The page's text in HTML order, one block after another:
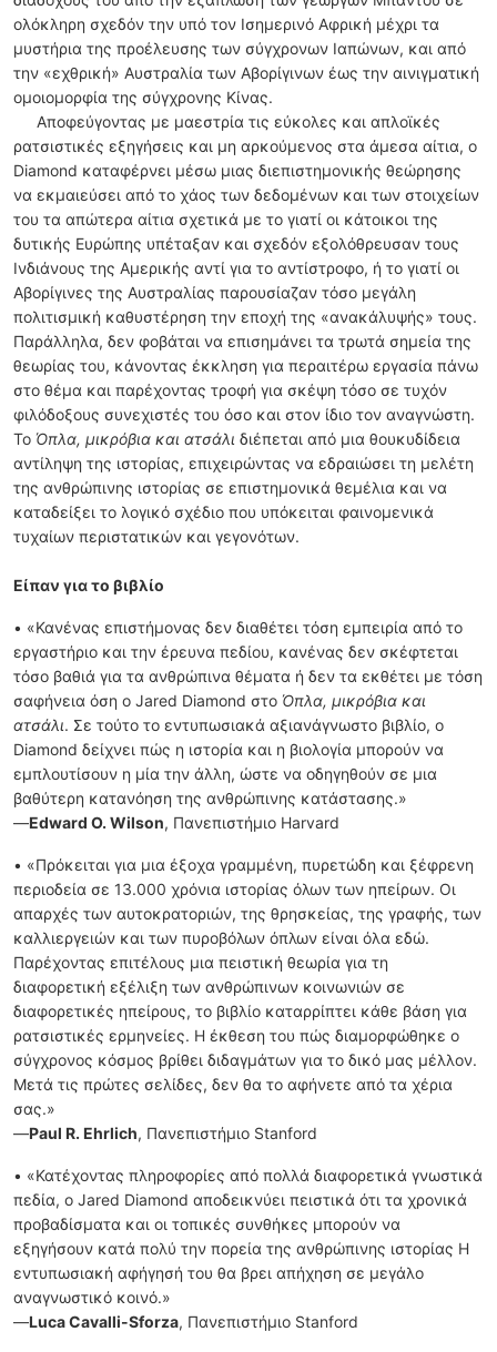
ολόκληρη σχεδόν την υπό τον Ισημερινό Αφρική μέχρι τα
μυστήρια της προέλευσης των σύγχρονων Ιαπώνων, και από
την «εχθρική» Αυστραλία των Αβορίγινων έως την αινιγματική
ομοιομορφία της σύγχρονης Κίνας.
Αποφεύγοντας με μαεστρία τις εύκολες και απλοϊκές
ρατσιστικές εξηγήσεις και μη αρκούμενος στα άμεσα αίτια, ο
Diamond καταφέρνει μέσω μιας διεπιστημονικής θεώρησης
να εκμαιεύσει από το χάος των δεδομένων και των στοιχείων
του τα απώτερα αίτια σχετικά με το γιατί οι κάτοικοι της
δυτικής Ευρώπης υπέταξαν και σχεδόν εξολόθρευσαν τους
Ινδιάνους της Αμερικής αντί για το αντίστροφο, ή το γιατί οι
Αβορίγινες της Αυστραλίας παρουσίαζαν τόσο μεγάλη
πολιτισμική καθυστέρηση την εποχή της «ανακάλυψής» τους.
Παράλληλα, δεν φοβάται να επισημάνει τα τρωτά σημεία της
θεωρίας του, κάνοντας έκκληση για περαιτέρω εργασία πάνω
στο θέμα και παρέχοντας τροφή για σκέψη τόσο σε τυχόν
φιλόδοξους συνεχιστές του όσο και στον ίδιο τον αναγνώστη.
Το Όπλα, μικρόβια και ατσάλι διέπεται από μια θουκυδίδεια
αντίληψη της ιστορίας, επιχειρώντας να εδραιώσει τη μελέτη
της ανθρώπινης ιστορίας σε επιστημονικά θεμέλια και να
καταδείξει το λογικό σχέδιο που υπόκειται φαινομενικά
τυχαίων περιστατικών και γεγονότων.
Είπαν για το βιβλίο
• «Κανένας επιστήμονας δεν διαθέτει τόση εμπειρία από το
εργαστήριο και την έρευνα πεδίου, κανένας δεν σκέφτεται
τόσο βαθιά για τα ανθρώπινα θέματα ή δεν τα εκθέτει με τόση
σαφήνεια όση ο Jared Diamond στο Όπλα, μικρόβια και
ατσάλι. Σε τούτο το εντυπωσιακά αξιανάγνωστο βιβλίο, ο
Diamond δείχνει πώς η ιστορία και η βιολογία μπορούν να
εμπλουτίσουν η μία την άλλη, ώστε να οδηγηθούν σε μια
βαθύτερη κατανόηση της ανθρώπινης κατάστασης.»
—Edward O. Wilson, Πανεπιστήμιο Harvard
• «Πρόκειται για μια έξοχα γραμμένη, πυρετώδη και ξέφρενη
περιοδεία σε 13.000 χρόνια ιστορίας όλων των ηπείρων. Οι
απαρχές των αυτοκρατοριών, της θρησκείας, της γραφής, των
καλλιεργειών και των πυροβόλων όπλων είναι όλα εδώ.
Παρέχοντας επιτέλους μια πειστική θεωρία για τη
διαφορετική εξέλιξη των ανθρώπινων κοινωνιών σε
διαφορετικές ηπείρους, το βιβλίο καταρρίπτει κάθε βάση για
ρατσιστικές ερμηνείες. Η έκθεση του πώς διαμορφώθηκε ο
σύγχρονος κόσμος βρίθει διδαγμάτων για το δικό μας μέλλον.
Μετά τις πρώτες σελίδες, δεν θα το αφήνετε από τα χέρια
σας.»
—Paul R. Ehrlich, Πανεπιστήμιο Stanford
• «Κατέχοντας πληροφορίες από πολλά διαφορετικά γνωστικά
πεδία, ο Jared Diamond αποδεικνύει πειστικά ότι τα χρονικά
προβαδίσματα και οι τοπικές συνθήκες μπορούν να
εξηγήσουν κατά πολύ την πορεία της ανθρώπινης ιστορίας Η
εντυπωσιακή αφήγησή του θα βρει απήχηση σε μεγάλο
αναγνωστικό κοινό.»
—LucaCavalli-Sforza, Πανεπιστήμιο Stanford